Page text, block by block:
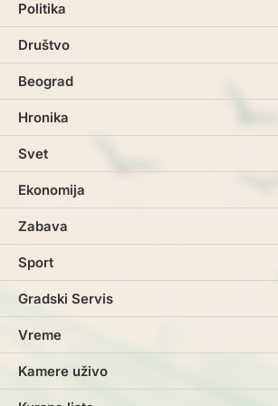
Politika
Društvo
Beograd
Hronika
Svet
Ekonomija
Zabava
Sport
Gradski Servis
Vreme
Kamere uživo